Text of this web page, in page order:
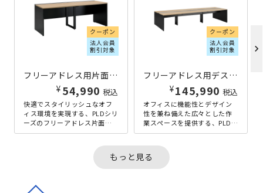
クーポン
法人会員
割引対象
フリーアドレス用片面デスク PLDシリーズ W2000×D700×H720 その他木目
¥ 54,990 税込
快適でスタイリッシュなオフ
ィス環境を実現する、PLDシリ
ーズのフリーアドレス片面デ
スクの幅2000mmタイプで
クーポン
法人会員
割引対象
フリーアドレス用デスク PLDシリーズ W3600×D1400×H720 その他木目
¥145,990 税込
オフィスに機能性とデザイン
性を兼ね備えた広々とした作
業スペースを提供する、PLDシ
リーズの幅3600mmタイプで
chevron_right
もっと見る